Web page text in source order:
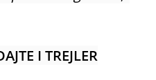
I TREJLER